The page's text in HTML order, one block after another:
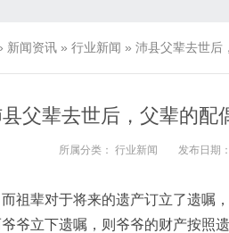
新闻资讯 » 行业新闻 » 沛县父辈去世后
父辈去世后，父辈的配
所属分类： 行业新闻 发布日期
祖辈对于将来的遗产订立了遗嘱
爷立下遗嘱，则爷爷的财产按照